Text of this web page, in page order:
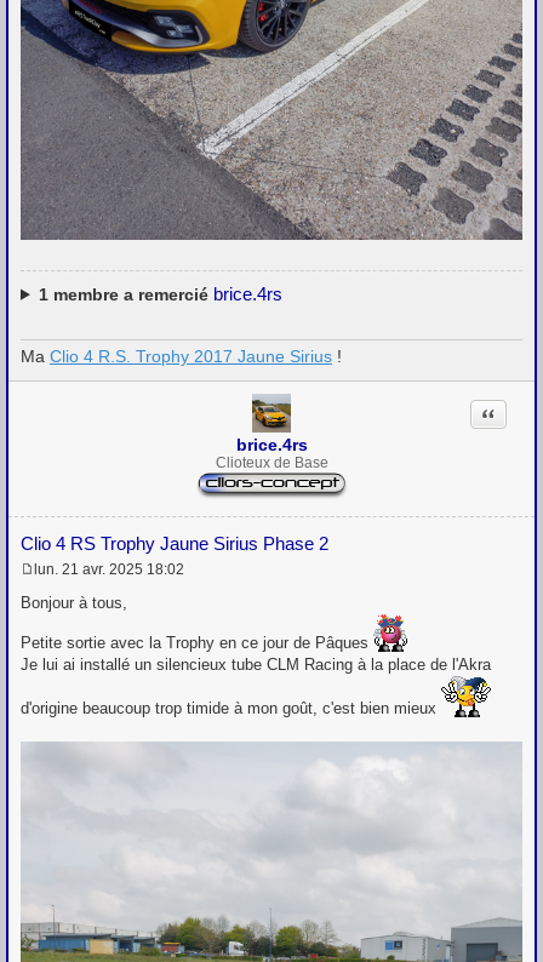
1membre a remercié brice.4rs
Ma Clio 4 R.S. Trophy 2017 Jaune Sirius !
brice.4rs
Clioteux de Base
Clio 4 RS Trophy Jaune Sirius Phase 2
Citation
e
a
g
lun. 21 avr. 2025 18:02
Bonjour à tous,
Petite sortie avec la Trophy en ce jour de Pâques
Je lui ai installé un silencieux tube CLM Racing à la place de l'Akra
d'origine beaucoup trop timide à mon goût, c'est bien mieux